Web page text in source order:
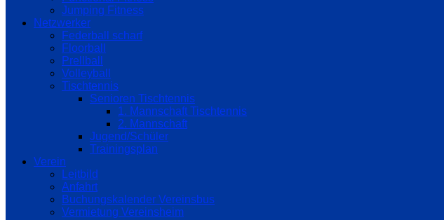
Jumping Fitness
Netzwerker
Federball scharf
Floorball
Prellball
Volleyball
Tischtennis
Senioren Tischtennis
1. Mannschaft Tischtennis
2. Mannschaft
Jugend/Schüler
Trainingsplan
Verein
Leitbild
Anfahrt
Buchungskalender Vereinsbus
Vermietung Vereinsheim